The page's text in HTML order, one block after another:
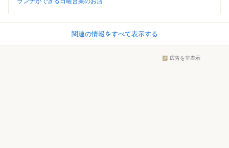
関連の情報をすべて表示する
広告を非表示